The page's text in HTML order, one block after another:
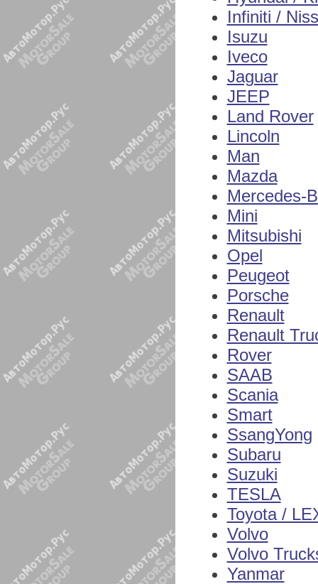
Infiniti /
Isuzu
Iveco
Jaguar
JEEP
Land Rover
Lincoln
Man
Mazda
Mercedes-
Mini
Mitsubishi
Opel
Peugeot
Porsche
Renault
Renault
Rover
SAAB
Scania
Smart
SsangYong
Subaru
Suzuki
TESLA
Toyota /
Volvo
Volvo
Yanmar